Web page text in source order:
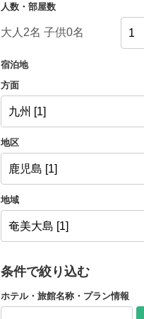
人数・部屋数
宿泊地
方面
地区
地域
条件で絞り込む
ホテル・旅館名称・プラン情報